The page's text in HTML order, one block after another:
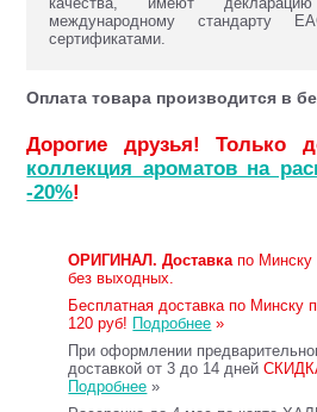
международному стандарту
сертификатами.
Оплата товара производится в
Дорогие друзья! Только
коллекция ароматов на
-20%!
ОРИГИНАЛ. Доставкапо Минску
без выходных.
Бесплатная доставка по Минску
120 руб! Подробнее »
При оформлении
доставкой от 3 до 14 дней
Подробнее »